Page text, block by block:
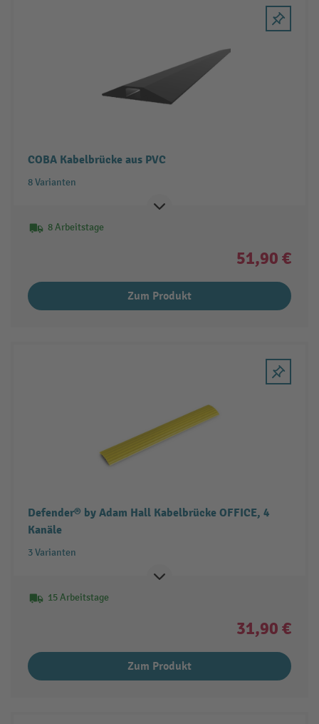
COBA Kabelbrücke aus PVC
8 Varianten
8 Arbeitstage
51,90 €
Zum Produkt
Defender® by Adam Hall Kabelbrücke OFFICE, 4
Kanäle
3 Varianten
15 Arbeitstage
31,90 €
Zum Produkt